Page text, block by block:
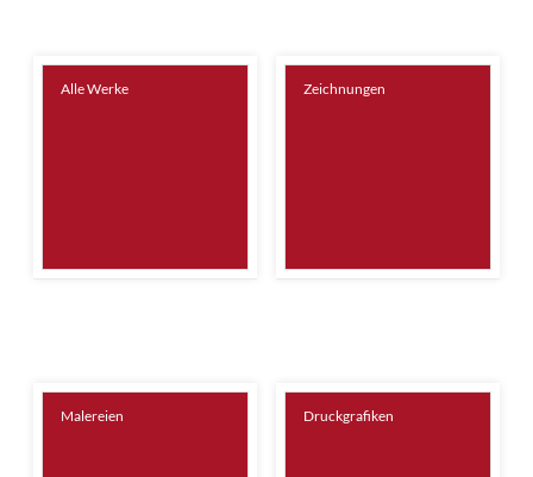
Alle Werke Zeichnungen
Malereien Druckgrafiken